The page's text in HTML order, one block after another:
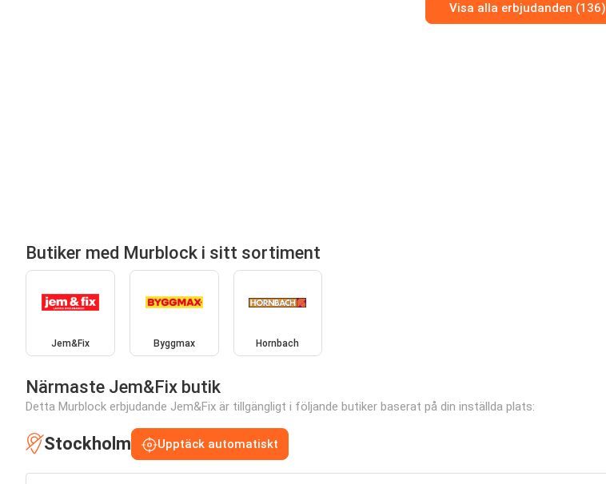
Visa alla erbjudanden (136)
Butiker med Murblock i sitt sortiment
Jem&Fix Byggmax Hornbach
Närmaste Jem&Fix butik
Detta Murblock erbjudande Jem&Fix är tillgängligt i följande butiker baserat på din inställda plats:
Stockholm Upptäck automatiskt